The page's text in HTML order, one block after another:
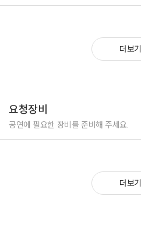
더보기
요청장비
공연에 필요한 장비를 준비해 주세요.
더보기